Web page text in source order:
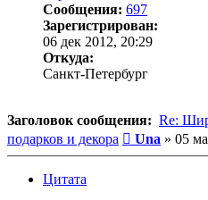
Сообщения: 697
Зарегистрирован:
06 дек 2012, 20:29
Откуда:
Санкт-Петербург
Заголовок сообщения: Re:
подарков и декора
Сообщение
Una » 05
Цитата